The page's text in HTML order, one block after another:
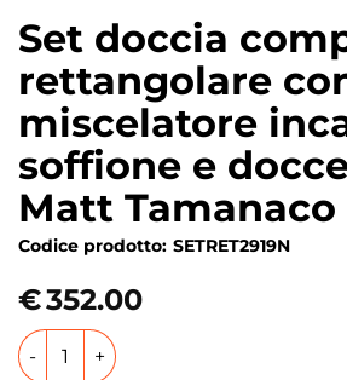
Set doccia
rettangolare
miscelatore
soffione e
Matt Tamanaco
Codice prodotto: SETRET2919N
€352.00
Set doccia completo rettangolare